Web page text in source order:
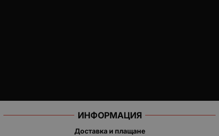
ИНФОРМАЦИЯ
Доставка и плащане